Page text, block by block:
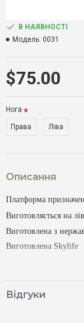
Описання
Платформа
Виготовляється
Виготовлена Skylife
Відгуки
$75.00
В НАЯВНОСТІ
Модель: 0031
Нога
Права Ліва